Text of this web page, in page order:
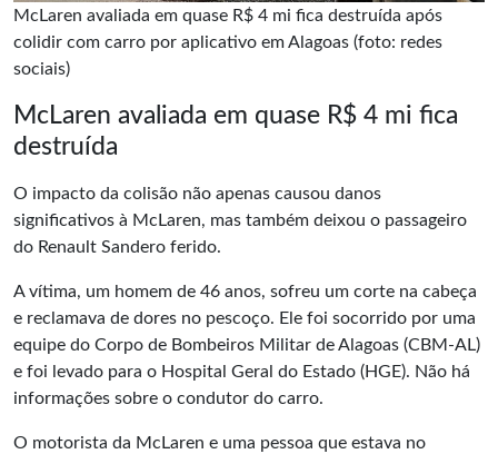
McLaren avaliada em quase R$ 4 mi fica destruída após
colidir com carro por aplicativo em Alagoas (foto: redes
sociais)
McLaren avaliada em quase R$ 4 mi fica
destruída
O impacto da colisão não apenas causou danos
significativos à McLaren, mas também deixou o passageiro
do Renault Sandero ferido.
A vítima, um homem de 46 anos, sofreu um corte na cabeça
e reclamava de dores no pescoço. Ele foi socorrido por uma
equipe do Corpo de Bombeiros Militar de Alagoas (CBM-AL)
e foi levado para o Hospital Geral do Estado (HGE). Não há
informações sobre o condutor do carro.
O motorista da McLaren e uma pessoa que estava no